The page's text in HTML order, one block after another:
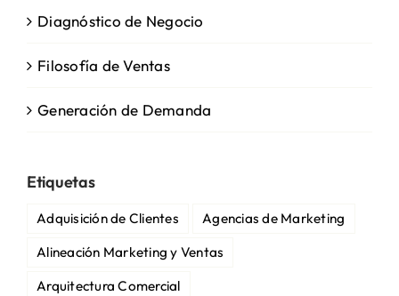
Diagnóstico de Negocio
Filosofía de Ventas
Generación de Demanda
Etiquetas
Adquisición de Clientes
Agencias de Marketing
Alineación Marketing y Ventas
Arquitectura Comercial